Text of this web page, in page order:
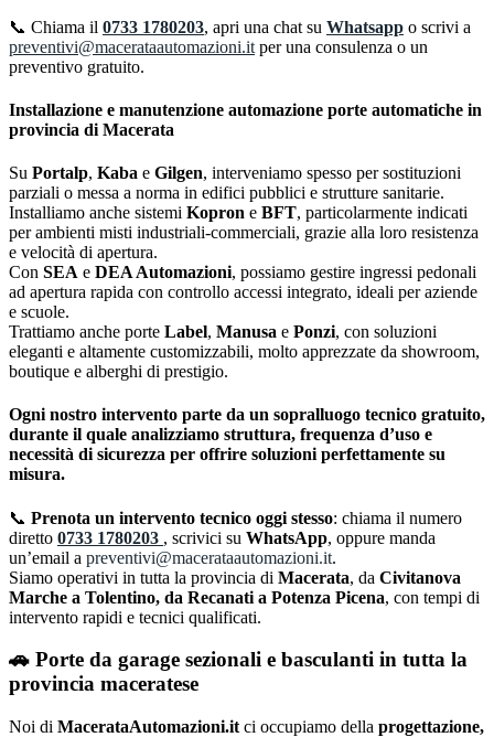
📞 Chiama il 0733 1780203, apri una chat su Whatsapp o scrivi a
preventivi@macerataautomazioni.it per una consulenza o un
preventivo gratuito.
Installazione e manutenzione automazione porte automatiche in
provincia di Macerata
Su Portalp, Kaba e Gilgen, interveniamo spesso per sostituzioni
parziali o messa a norma in edifici pubblici e strutture sanitarie.
Installiamo anche sistemi Kopron e BFT, particolarmente indicati
per ambienti misti industriali-commerciali, grazie alla loro resistenza
e velocità di apertura.
Con SEA e DEA Automazioni, possiamo gestire ingressi pedonali
ad apertura rapida con controllo accessi integrato, ideali per aziende
e scuole.
Trattiamo anche porte Label, Manusa e Ponzi, con soluzioni
eleganti e altamente customizzabili, molto apprezzate da showroom,
boutique e alberghi di prestigio.
Ogni nostro intervento parte da un sopralluogo tecnico gratuito,
durante il quale analizziamo struttura, frequenza d’uso e
necessità di sicurezza per offrire soluzioni perfettamente su
misura.
📞 Prenota un intervento tecnico oggi stesso: chiama il numero
diretto 0733 1780203 , scrivici su WhatsApp, oppure manda
un’email a preventivi@macerataautomazioni.it.
Siamo operativi in tutta la provincia di Macerata, da Civitanova
Marche a Tolentino, da Recanati a Potenza Picena, con tempi di
intervento rapidi e tecnici qualificati.
🚗 Porte da garage sezionali e basculanti in tutta la
provincia maceratese
Noi di MacerataAutomazioni.it ci occupiamo della progettazione,